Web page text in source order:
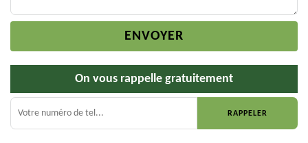
On vous rappelle gratuitement